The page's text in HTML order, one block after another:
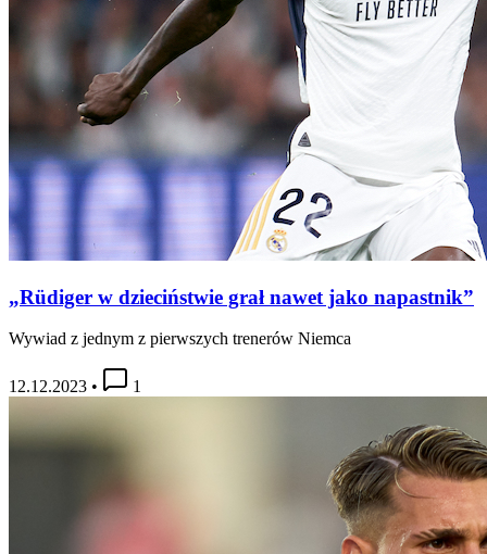
„Rüdiger w dzieciństwie grał nawet jako napastnik”
Wywiad z jednym z pierwszych trenerów Niemca
12.12.2023 • 1